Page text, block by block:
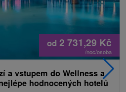
od 2 731,29 Kč
/noc/osoba
a vstupem do Wellness a
hodnocených hotelů